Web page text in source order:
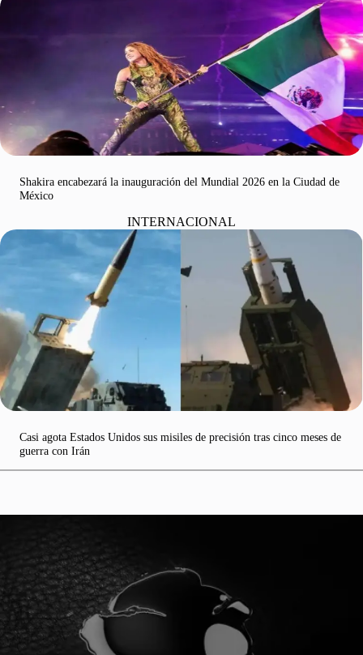
Shakira encabezará la inauguración del Mundial 2026 en la Ciudad de
México
INTERNACIONAL
Casi agota Estados Unidos sus misiles de precisión tras cinco meses de
guerra con Irán